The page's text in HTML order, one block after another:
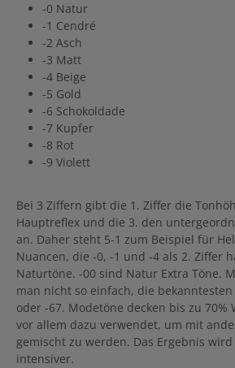
-0 Natur
-1 Cendré
-2 Asch
-3 Matt
-4 Beige
-5 Gold
-6 Schokoldade
-7 Kupfer
-8 Rot
-9 Violett
Bei 3 Ziffern gibt die 1. Ziffer die
Hauptreflex und die 3. den
an. Daher steht 5-1 zum Beispiel für
Nuancen, die -0, -1 und -4 als 2. Ziffer
Naturtöne. -00 sind Natur Extra Töne.
man nicht so einfach, die bekanntesten
oder -67. Modetöne decken bis zu 70%
vor allem dazu verwendet, um mit
gemischt zu werden. Das Ergebnis
intensiver.